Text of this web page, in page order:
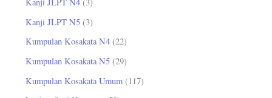
Kanji JLPT N5 (3)
Kumpulan Kosakata N4 (22)
Kumpulan Kosakata N5 (29)
Kumpulan Kosakata Umum (117)